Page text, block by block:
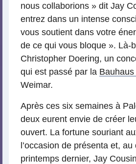
nous collaborions » dit Jay
entrez dans un intense
vous soutient dans votre
de ce qui vous bloque ». Là-
Christopher Doering, un
qui est passé par la
Weimar.
Après ces six semaines à
deux eurent envie de créer
ouvert. La fortune souriant
l’occasion de présenta et, au
printemps dernier, Jay